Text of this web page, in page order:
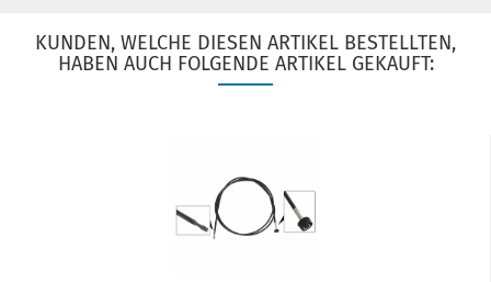
KUNDEN, WELCHE DIESEN ARTIKEL BESTELLTEN,
HABEN AUCH FOLGENDE ARTIKEL GEKAUFT: